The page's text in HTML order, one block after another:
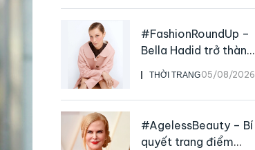
Galliano
THỜI TRANG05/08/2026
#FashionRoundUp –
Bella Hadid trở thành
Đại sứ Toàn cầu của
Prada Beauty,
CHANEL mua lại
#AgelessBeauty – Bí
quyết trang điểm